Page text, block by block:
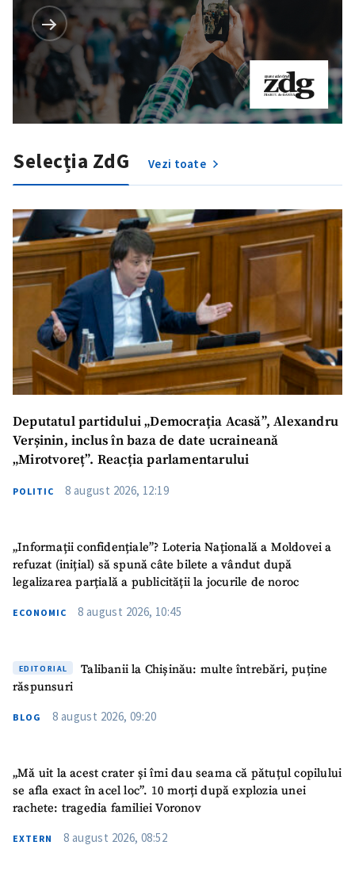
Selecția ZdG Vezi toate
Deputatul partidului „Democrația Acasă”, Alexandru
Verșinin, inclus în baza de date ucraineană
„Mirotvoreț”. Reacția parlamentarului
POLITIC 8 august 2026, 12:19
„Informații confidențiale”? Loteria Națională a Moldovei a
refuzat (inițial) să spună câte bilete a vândut după
legalizarea parțială a publicității la jocurile de noroc
ECONOMIC 8 august 2026, 10:45
EDITORIAL
Talibanii la Chișinău: multe întrebări, puține
răspunsuri
BLOG 8 august 2026, 09:20
„Mă uit la acest crater și îmi dau seama că pătuțul copilului
se afla exact în acel loc”. 10 morți după explozia unei
rachete: tragedia familiei Voronov
EXTERN 8 august 2026, 08:52